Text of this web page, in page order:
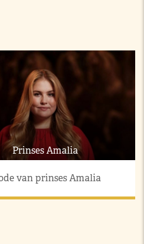
Prinses Amalia
van prinses Amalia